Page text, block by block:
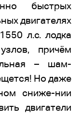
быстрых
двигателях
л.с. лодка
причём
– шам-
Но даже
сниже-нии
двигатели